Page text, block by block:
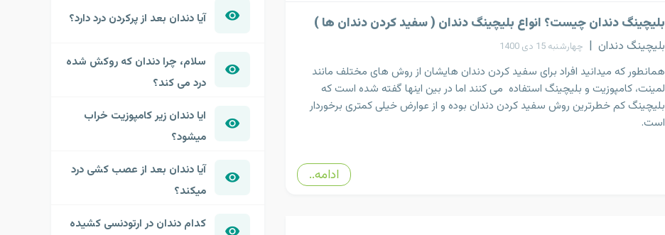
بلیچینگ دندان چیست؟ انواع بلیچینگ دندان ( سفید کردن دندان ها )
بلیچینگ دندان | چهارشنبه 15 دی 1400
همانطور که میدانید افراد برای سفید کردن دندان هایشان از روش های مختلف مانند
لمینت، کامپوزیت و بلیچینگ استفاده می کنند اما در بین اینها گفته شده است که
بلیچینگ کم خطرترین روش سفید کردن دندان بوده و از عوارض خیلی کمتری برخوردار
است.
ادامه..
آیا دندان بعد از پرکردن درد دارد؟
سلام، چرا دندان که روکش شده
درد می کند؟
ایا دندان زیر کامپوزیت خراب
میشود؟
آیا دندان بعد از عصب کشی درد
میکند؟
کدام دندان در ارتودنسی کشیده